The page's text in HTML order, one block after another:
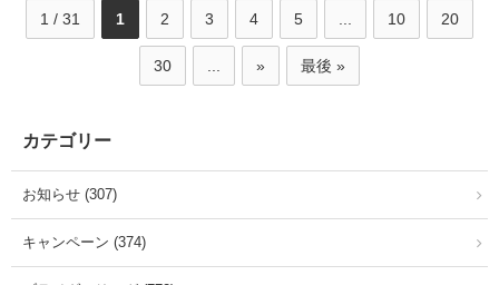
1 / 31 1 2 3 4 5 10 20
30 » 最後 »
カテゴリー
お知らせ (307)
キャンペーン (374)